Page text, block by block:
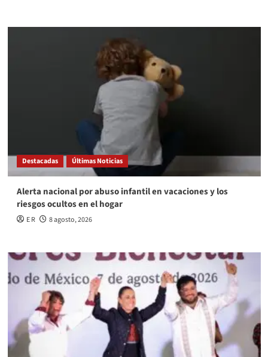
Destacadas Últimas Noticias
Alerta nacional por abuso infantil en vacaciones y los
riesgos ocultos en el hogar
E R 8 agosto, 2026